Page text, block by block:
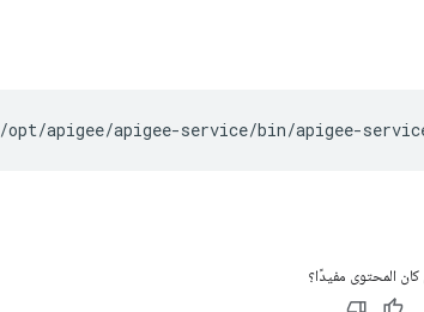
/opt/apigee/apigee-service/bin/apigee-
المحتوى مفيدًا؟